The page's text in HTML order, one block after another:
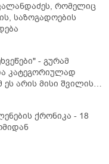
რომელიც
საზოგადოების
- გუ­რა­მ
კა­ტე­გო­რი­უ­ლად
არის მისი შვი­ლის
ქრონიკა - 18